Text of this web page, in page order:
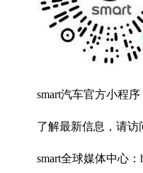
smart汽车官方小程序
了解最新信息，请访
smart全球媒体中心：